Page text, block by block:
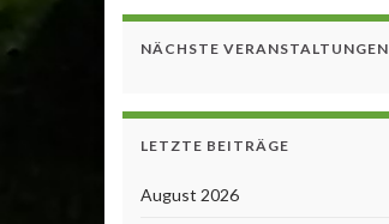
NÄCHSTE VERANSTALTUNGEN
LETZTE BEITRÄGE
August 2026